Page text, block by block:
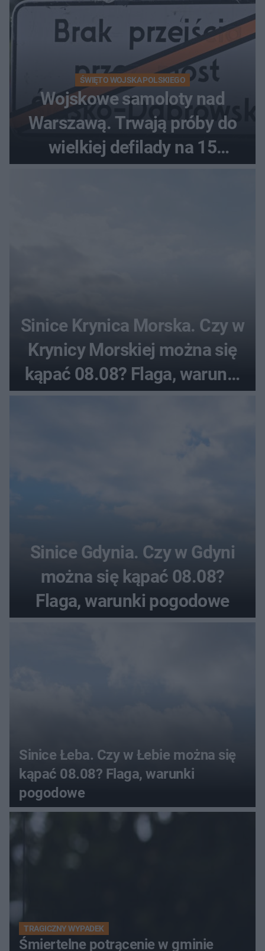
ŚWIĘTO WOJSKA POLSKIEGO
Wojskowe samoloty nad
Warszawą. Trwają próby do
wielkiej defilady na 15
sierpnia
Sinice Krynica Morska. Czy w
Krynicy Morskiej można się
kąpać 08.08? Flaga, warunki
pogodowe
Sinice Gdynia. Czy w Gdyni
można się kąpać 08.08?
Flaga, warunki pogodowe
Sinice Łeba. Czy w Łebie można się
kąpać 08.08? Flaga, warunki
pogodowe
TRAGICZNY WYPADEK
Śmiertelne potrącenie w gminie